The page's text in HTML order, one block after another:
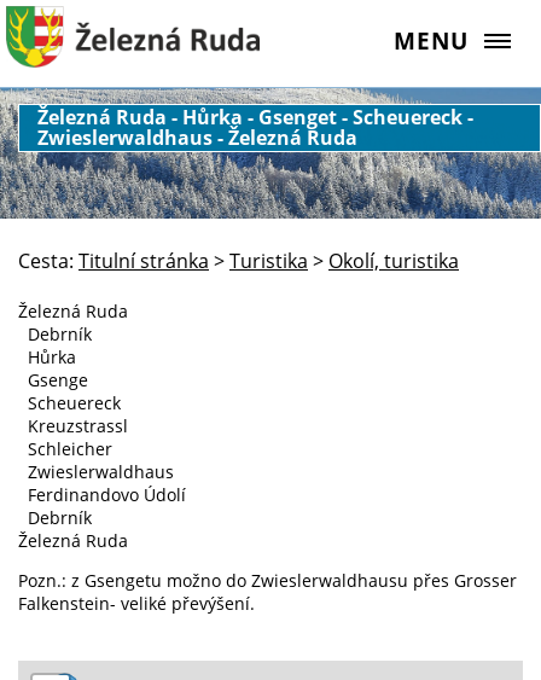
MENU
Železná Ruda - Hůrka - Gsenget - Scheuereck -
Zwieslerwaldhaus - Železná Ruda
Cesta: Titulní stránka >Turistika > Okolí, turistika
Železná Ruda
Debrník
Hůrka
Gsenge
Scheuereck
Kreuzstrassl
Schleicher
Zwieslerwaldhaus
Ferdinandovo Údolí
Debrník
Železná Ruda
Pozn.: z Gsengetu možno do Zwieslerwaldhausu přes Grosser
Falkenstein- veliké převýšení.